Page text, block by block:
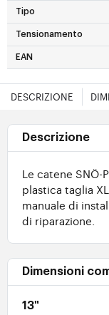
Tipo
Tensionamento
EAN
DESCRIZIONE
Descrizione
Le catene SNÖ-
plastica taglia
manuale di
di riparazione.
Dimensioni
13"